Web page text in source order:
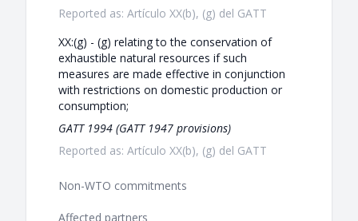
Reported as: Artículo XX(b), (g) del GATT
XX:(g) - (g) relating to the conservation of
exhaustible natural resources if such
measures are made effective in conjunction
with restrictions on domestic production or
consumption;
GATT 1994 (GATT 1947 provisions)
Reported as: Artículo XX(b), (g) del GATT
Non-WTO commitments
Affected partners